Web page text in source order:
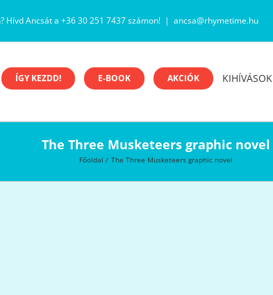
Hívd Ancsát a +36 30 251 7437 számon! | ancsa@rhymetime.hu
ÍGY KEZDD! E-BOOK AKCIÓK KIHÍVÁSOK
The Three Musketeers graphic novel
Főoldal The Three Musketeers graphic novel